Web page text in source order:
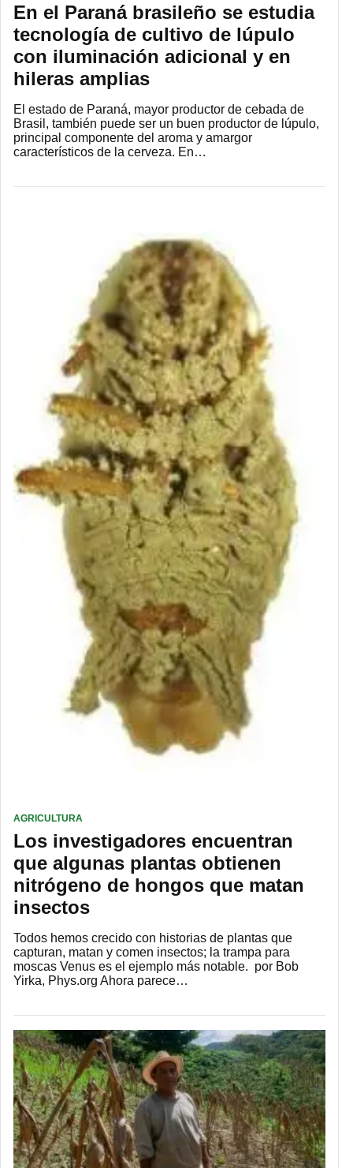
En el Paraná brasileño se estudia
tecnología de cultivo de lúpulo
con iluminación adicional y en
hileras amplias
El estado de Paraná, mayor productor de cebada de
Brasil, también puede ser un buen productor de lúpulo,
principal componente del aroma y amargor
característicos de la cerveza. En…
AGRICULTURA
Los investigadores encuentran
que algunas plantas obtienen
nitrógeno de hongos que matan
insectos
Todos hemos crecido con historias de plantas que
capturan, matan y comen insectos; la trampa para
moscas Venus es el ejemplo más notable. por Bob
Yirka, Phys.org Ahora parece…